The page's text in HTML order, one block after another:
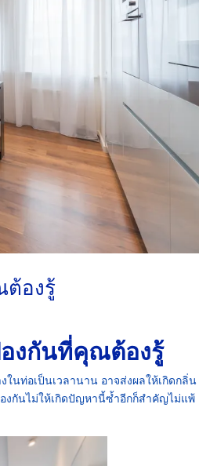
องรู้
งกันที่คุณต้องรู้
ในท่อเป็นเวลานาน อาจส่งผลให้เกิดกลิ่น
งกันไม่ให้เกิดปัญหานี้ซ้ำอีกก็สำคัญไม่แพ้